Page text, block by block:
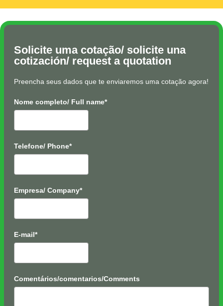
Solicite uma cotação/ solicite una
cotización/ request a quotation
Preencha seus dados que te enviaremos uma cotação agora!
Nome completo/ Full name*
Telefone/ Phone*
Empresa/ Company*
E-mail*
Comentários/comentarios/Comments